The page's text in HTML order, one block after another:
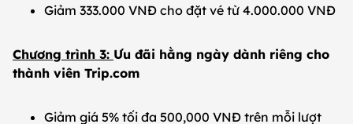
Giảm 333.000 VNĐ cho đặt vé từ 4.000.000 VNĐ
Chương trình 3: Ưu đãi hằng ngày dành riêng cho
thành viên Trip.com
Giảm giá 5% tối đa 500,000 VNĐ trên mỗi lượt